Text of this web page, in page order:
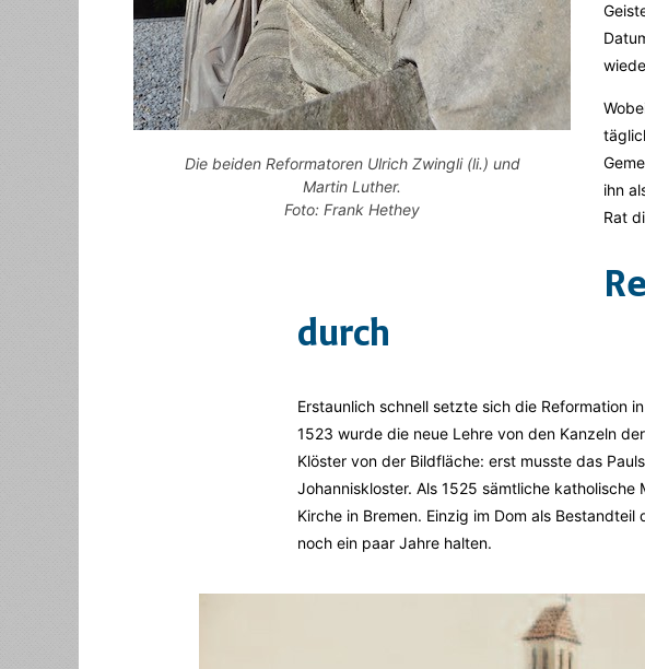
Die beiden Reformatoren Ulrich Zwingli (li.) und
Martin Luther.
Foto: Frank Hethey
ihn
Rat
durch
Erstaunlich schnell setzte sich die Reformation
1523 wurde die neue Lehre von den Kanzeln
Klöster von der Bildfläche: erst musste das
Johanniskloster. Als 1525 sämtliche
Kirche in Bremen. Einzig im Dom als
noch ein paar Jahre halten.